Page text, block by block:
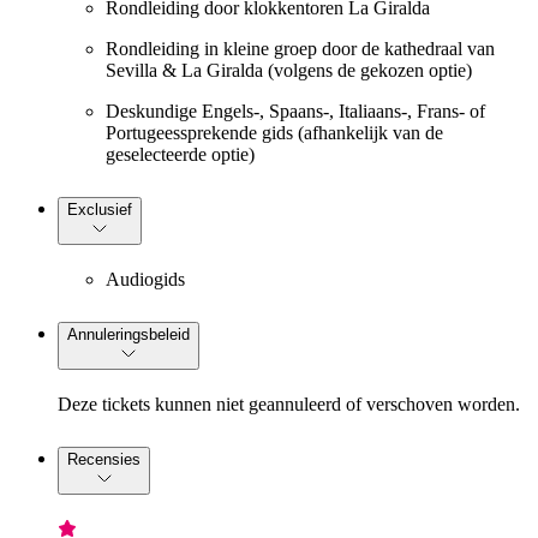
Rondleiding door klokkentoren La Giralda
Rondleiding in kleine groep door de kathedraal van
Sevilla & La Giralda (volgens de gekozen optie)
Deskundige Engels-, Spaans-, Italiaans-, Frans- of
Portugeessprekende gids (afhankelijk van de
geselecteerde optie)
Exclusief
Audiogids
Annuleringsbeleid
Deze tickets kunnen niet geannuleerd of verschoven worden.
Recensies